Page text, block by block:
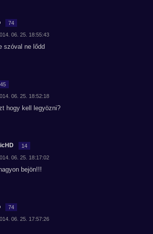
74
06. 25. 18:55:43
szóval ne lődd
45
06. 25. 18:52:18
hogy kell legyözni?
14
06. 25. 18:17:02
bejön!!!
74
06. 25. 17:57:26